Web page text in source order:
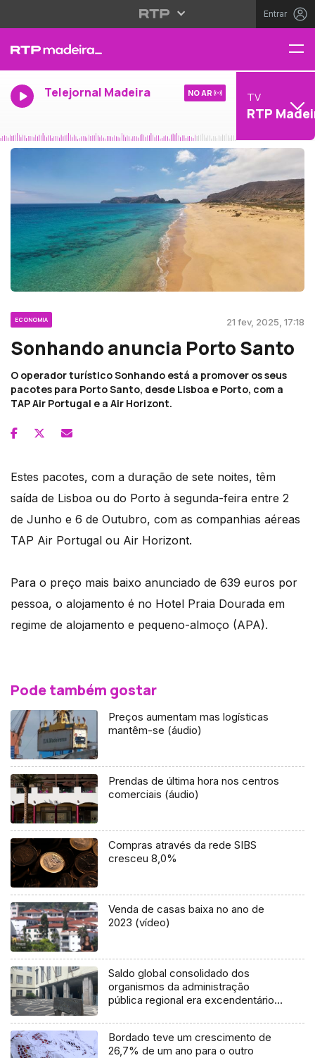
Entrar
Telejornal Madeira NO AR TV
RTP
ECONOMIA 21 fev, 2025, 17:18
Sonhando anuncia Porto Santo
O operador turístico Sonhando está a promover os seus
pacotes para Porto Santo, desde Lisboa e Porto, com a
TAP Air Portugal e a Air Horizont.
Estes pacotes, com a duração de sete noites, têm
saída de Lisboa ou do Porto à segunda-feira entre 2
de Junho e 6 de Outubro, com as companhias aéreas
TAP Air Portugal ou Air Horizont.
Para o preço mais baixo anunciado de 639 euros por
pessoa, o alojamento é no Hotel Praia Dourada em
regime de alojamento e pequeno-almoço (APA).
Pode também gostar
Preços aumentam mas logísticas
mantêm-se (áudio)
Prendas de última hora nos centros
comerciais (áudio)
Compras através da rede SIBS
cresceu 8,0%
Venda de casas baixa no ano de
2023 (vídeo)
Saldo global consolidado dos
organismos da administração
pública regional era excendentário
Bordado teve um crescimento de
26,7% de um ano para o outro